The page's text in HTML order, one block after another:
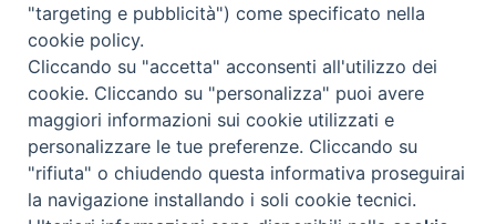
Copyright © 2019 - Tutti i diritti riservati - Vita
Trentina Editrice
Privacy Policy
Torna
"targeting e pubblicità") come specificato nella
cookie policy.
Cliccando su "accetta" acconsenti all'utilizzo dei
cookie. Cliccando su "personalizza" puoi avere
maggiori informazioni sui cookie utilizzati e
personalizzare le tue preferenze. Cliccando su
"rifiuta" o chiudendo questa informativa proseguirai
la navigazione installando i soli cookie tecnici.